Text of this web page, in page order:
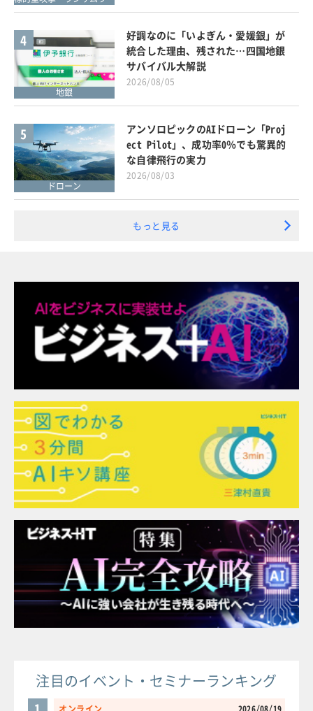
4
地銀
好調なのに「いよぎん・愛媛銀」が
統合した理由、残された…四国地銀
サバイバル大解説
2026/08/05
5
ドローン
アンソロピックのAIドローン「Proj
ect Pilot」、成功率0％でも驚異的
な自律飛行の実力
2026/08/03
もっと見る
注目のイベント・セミナーランキング